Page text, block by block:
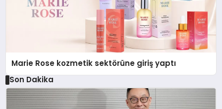
Marie Rose kozmetik sektörüne giriş yaptı
Son Dakika